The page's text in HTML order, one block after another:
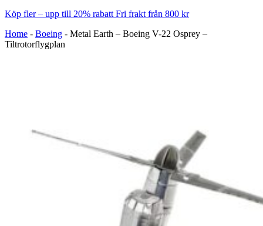
Köp fler – upp till 20% rabattFri frakt från 800 kr
Home - Boeing - Metal Earth – Boeing V-22 Osprey –
Tiltrotorflygplan